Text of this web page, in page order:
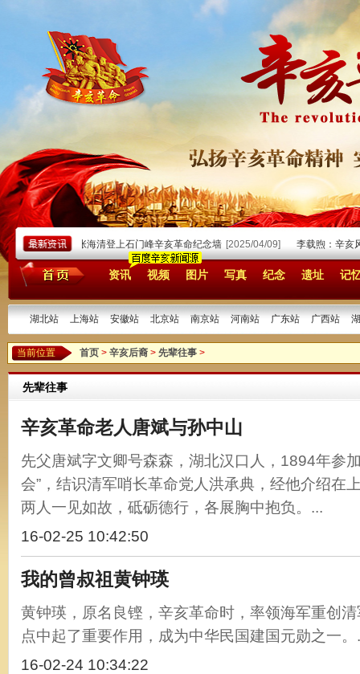
我的外公张海清登上石门峰辛亥革命纪念墙 [2025/04/09] 李载煦：辛亥风
资讯 视频 图片 写真 纪念 遗址 记
湖北站 上海站 安徽站 北京站 南京站 河南站 广东站 广西站
当前位置 首页 > 辛亥后裔 > 先辈往事 >
先辈往事
辛亥革命老人唐斌与孙中山
先父唐斌字文卿号森森，湖北汉口人，1894年参
会”，结识清军哨长革命党人洪承典，经他介绍在
两人一见如故，砥砺德行，各展胸中抱负。...
16-02-25 10:42:50
我的曾叔祖黄钟瑛
黄钟瑛，原名良铿，辛亥革命时，率领海军重创
点中起了重要作用，成为中华民国建国元勋之一。
16-02-24 10:34:22